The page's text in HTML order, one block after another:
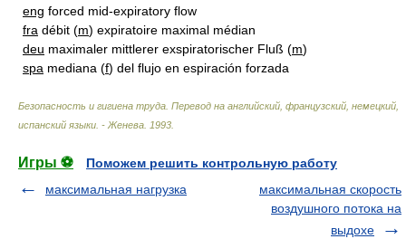
eng forced mid-expiratory flow
fra débit (m) expiratoire maximal médian
deu maximaler mittlerer exspiratorischer Fluß (m)
spa mediana (f) del flujo en espiración forzada
Безопасность и гигиена труда. Перевод на английский, французский, немецкий,
испанский языки. - Женева 1993
Игры ⚽
Поможем решить контрольную работу
максимальная нагрузка
максимальная скорость
воздушного потока на
выдохе